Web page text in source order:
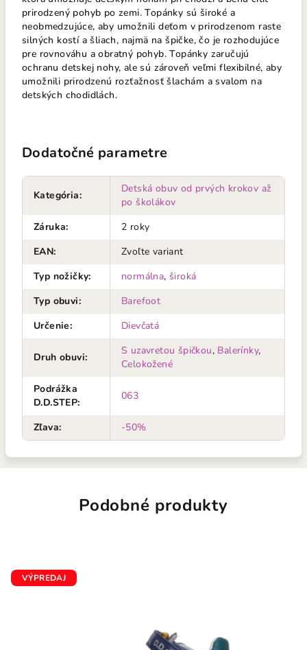
prirodzený pohyb po zemi. Topánky sú široké a
neobmedzujúce, aby umožnili deťom v prirodzenom raste
silných kostí a šliach, najmä na špičke, čo je rozhodujúce
pre rovnováhu a obratný pohyb. Topánky zaručujú
ochranu detskej nohy, ale sú zároveň veľmi flexibilné, aby
umožnili prirodzenú rozťažnosť šlachám a svalom na
detských chodidlách.
Dodatočné parametre
Kategória:
Detská obuv od prvých krokov až
po školákov
Záruka:
2 roky
EAN:
Zvoľte variant
Typ nožičky: normálna, široká
Typ obuvi:
Barefoot
Určenie: Dievčatá
Druh obuvi:
S uzavretou špičkou, Balerínky,
Celokožené
Podrážka
D.D.STEP:
063
Zľava: -50%
Podobné produkty
VÝPREDAJ